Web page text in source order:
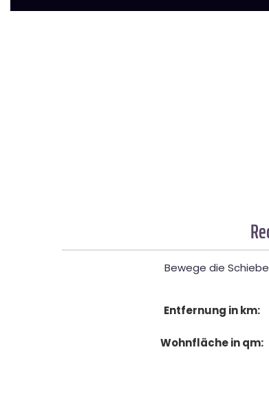
Bewege die
Entfernung in km:
Wohnfläche in qm: